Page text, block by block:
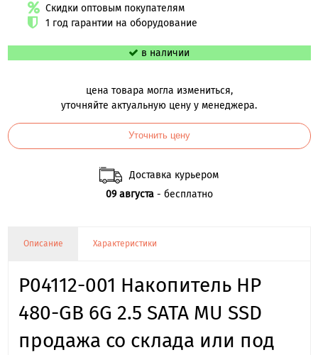
Скидки оптовым покупателям
1 год гарантии на оборудование
в наличии
цена товара могла измениться,
уточняйте актуальную цену у менеджера.
Уточнить цену
Доставка курьером
09 августа- бесплатно
Описание Характеристики
P04112-001 Накопитель HP
480-GB 6G 2.5 SATA MU SSD
продажа со склада или под